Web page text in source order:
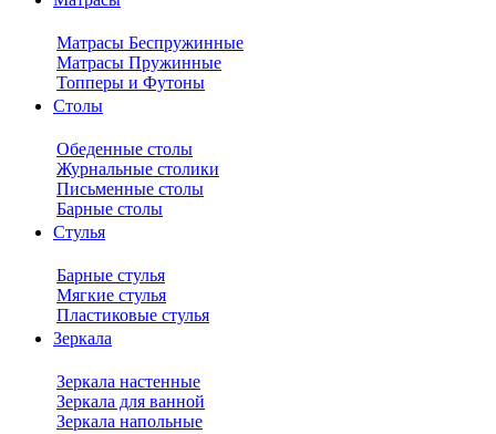
Матрасы Беспружинные
Матрасы Пружинные
Топперы и Футоны
Столы
Обеденные столы
Журнальные столики
Письменные столы
Барные столы
Стулья
Барные стулья
Мягкие стулья
Пластиковые стулья
Зеркала
Зеркала настенные
Зеркала для ванной
Зеркала напольные